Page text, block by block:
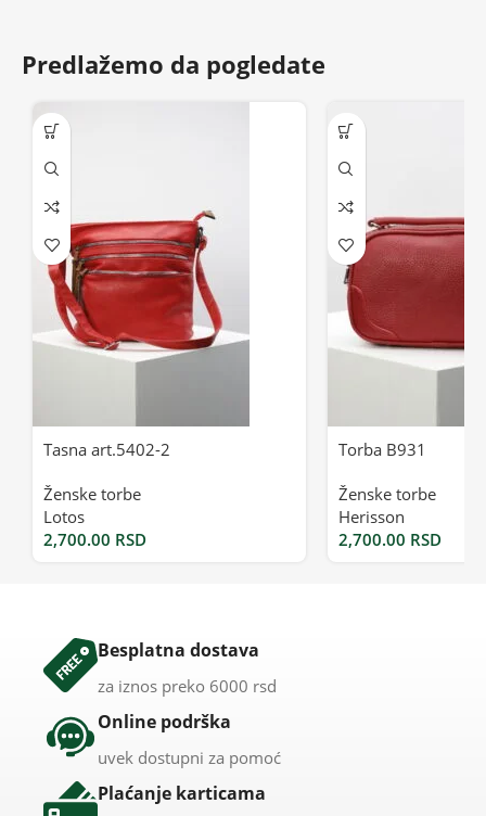
Predlažemo da pogledate
Tasna art.5402-2
Ženske torbe
Lotos
2,700.00 RSD
Torba B931
Ženske torbe
Herisson
2,700.00 RSD
Besplatna dostava
za iznos preko 6000 rsd
Online podrška
uvek dostupni za pomoć
Plaćanje karticama